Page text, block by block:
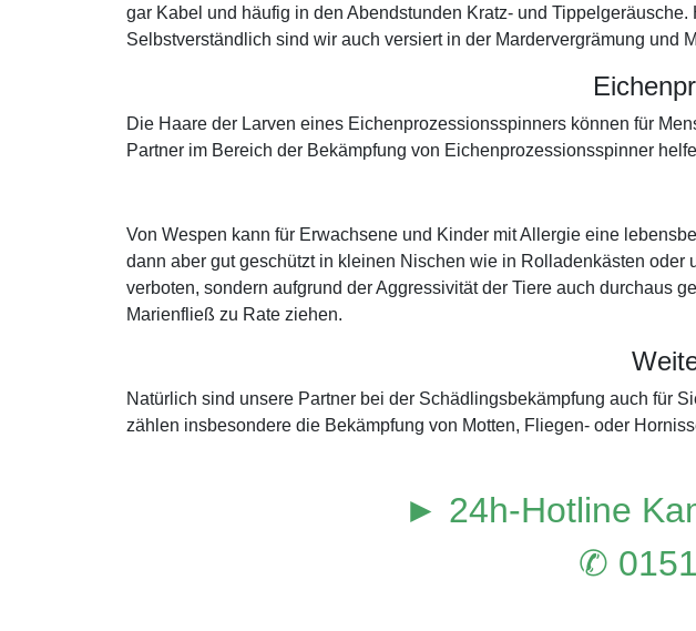
gar Kabel und häufig in den Abendstunden Kratz- und
Selbstverständlich sind wir auch versiert in der Mardervergrämung und
Die Haare der Larven eines Eichenprozessionsspinners können für
Partner im Bereich der Bekämpfung von Eichenprozessionsspinner
Von Wespen kann für Erwachsene und Kinder mit Allergie eine
dann aber gut geschützt in kleinen Nischen wie in Rolladenkästen
verboten, sondern aufgrund der Aggressivität der Tiere auch durchaus
Marienfließ zu Rate ziehen.
Natürlich sind unsere Partner bei der Schädlingsbekämpfung auch für
zählen insbesondere die Bekämpfung von Motten, Fliegen- oder
► 24h-Hotline
✆